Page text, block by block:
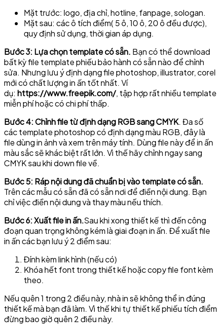
Mặt trước: logo, địa chỉ, hotline, fanpage, sologan.
Mặt sau: các ô tích điểm( 5 ô, 10 ô, 20 ô đều được),
quy định sử dụng, thời gian áp dụng.
Bước 3: Lựa chọn template có sẵn. Bạn có thể download
bất kỳ file template phiếu bảo hành có sẵn nào để chỉnh
sửa. Nhưng lưu ý định dạng file photoshop, illustrator, corel
mới có chất lượng in ấn tốt nhất. Ví
dụ: https://www.freepik.com/, tập hợp rất nhiều template
miễn phí hoặc có chi phí thấp.
Bước 4: Chỉnh file từ định dạng RGB sang CMYK. Đa số
các template photoshop có định dạng màu RGB, đây là
file dùng in ảnh và xem trên máy tính. Dùng file này để in ấn
màu sắc sẽ khác biệt rất lớn. Vì thế hãy chỉnh ngay sang
CMYK sau khi down file về.
Bước 5: Ráp nội dung đã chuẩn bị vào template có sẵn.
Trên các mẫu có sẵn đã có sẵn nơi để điền nội dung. Bạn
chỉ việc điền nội dung và thay màu nếu thích.
Bước 6: Xuất file in ấn.Sau khi xong thiết kế thì đến công
đoạn quan trọng không kém là giai đoạn in ấn. Để xuất file
in ấn các bạn lưu ý 2 điểm sau:
Đính kèm link hình (nếu có)
Khóa hết font trong thiết kế hoặc copy file font kèm
theo.
Nếu quên 1 trong 2 điều này, nhà in sẽ không thể in đúng
thiết kế mà bạn đã làm. Vì thế khi tự thiết kế phiếu tích điểm
đừng bao giờ quên 2 điều này.